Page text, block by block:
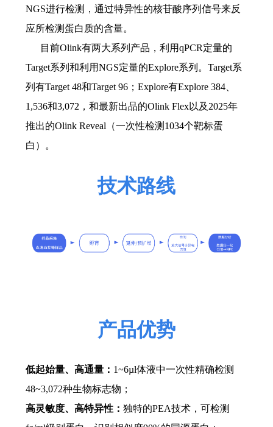
NGS进行检测，通过特异性的核苷酸序列信号来反
应所检测蛋白质的含量。
目前Olink有两大系列产品，利用qPCR定量的
Target系列和利用NGS定量的Explore系列。Target系
列有Target 48和Target 96；Explore有Explore 384、
1,536和3,072，和最新出品的Olink Flex以及2025年
推出的Olink Reveal（一次性检测1034个靶标蛋
白 ）。
技术路线
产品优势
低起始量、高通量： 1~6µl体液中一次性精确检测
48~3,072种生物标志物；
高灵敏度、高特异性：独特的PEA技术，可检测